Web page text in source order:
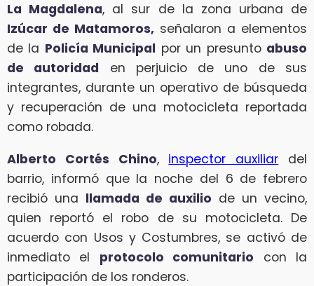
La Magdalena, al sur de la zona urbana de
Izúcar de Matamoros, señalaron a elementos
de la Policía Municipal por un presunto abuso
de autoridad en perjuicio de uno de sus
integrantes, durante un operativo de búsqueda
y recuperación de una motocicleta reportada
como robada.
Alberto Cortés Chino, inspector auxiliar del
barrio, informó que la noche del 6 de febrero
recibió una llamada de auxilio de un vecino,
quien reportó el robo de su motocicleta. De
acuerdo con Usos y Costumbres, se activó de
inmediato el protocolo comunitario con la
participación de los ronderos.